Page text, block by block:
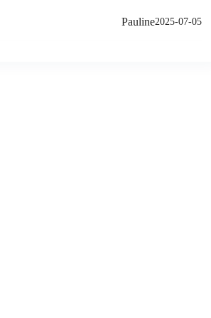
Pauline2025-07-05